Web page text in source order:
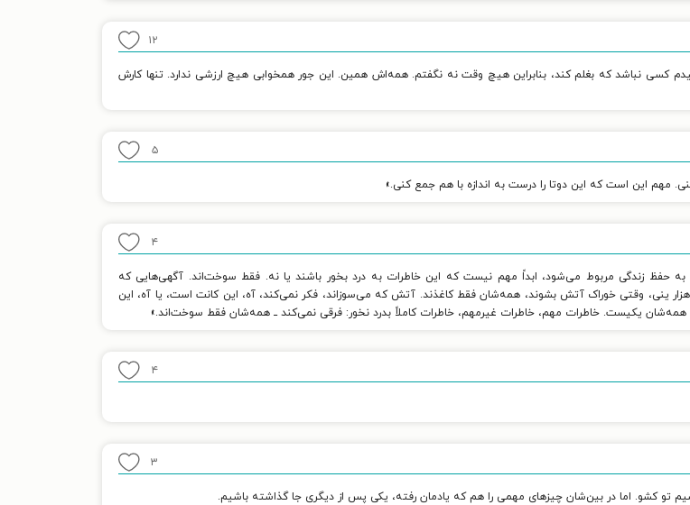
۱۲
کسی نباشد که بغلم کند، بنابراین هیچ وقت نه نگفتم. همه‌اش همین. این جور همخوابی هیچ ارزشی ندارد. تنها کارش
۵
مهم این است که این دوتا را درست به اندازه با هم جمع کنی.»
۴
به حفظ زندگی مربوط می‌شود، ابداً مهم نیست که این خاطرات به درد بخور باشند یا نه. فقط سوخت‌اند. آگهی‌هایی که
ینی، وقتی خوراک آتش بشوند، همه‌شان فقط کاغذند. آتش که می‌سوزاند، فکر نمی‌کند، آه، این کانت است، یا آه، این
یکیست. خاطرات مهم، خاطرات غیرمهم، خاطرات کاملاً بدرد نخور: فرقی نمی‌کند ــ همه‌شان فقط سوخت‌اند.»
۴
۳
کشو. اما در بین‌شان چیزهای مهمی را هم که یادمان رفته، یکی پس از دیگری جا گذاشته باشیم.